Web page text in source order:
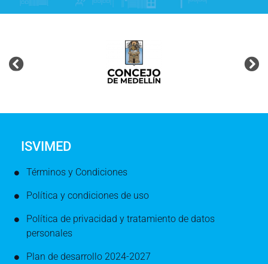
ISVIMED
Términos y Condiciones
Política y condiciones de uso
Política de privacidad y tratamiento de datos
personales
Plan de desarrollo 2024-2027